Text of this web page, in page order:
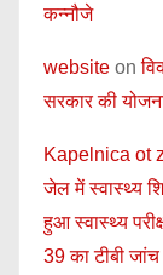
कन्नौजे
website on
सरकार की
Kapelnica ot
जेल में स्वास्थ्य
हुआ स्वास्थ्य
39 का टीबी